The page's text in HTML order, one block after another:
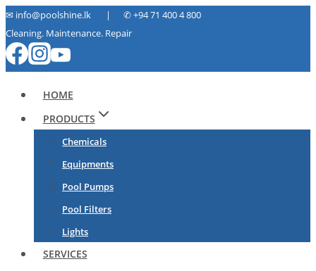
Skip
to
content
✉ info@poolshine.lk | ✆+94 71 400 4 800
Cleaning. Maintenance. Repair
HOME
PRODUCTS
Chemicals
Equipments
Pool Pumps
Pool Filters
Lights
SERVICES